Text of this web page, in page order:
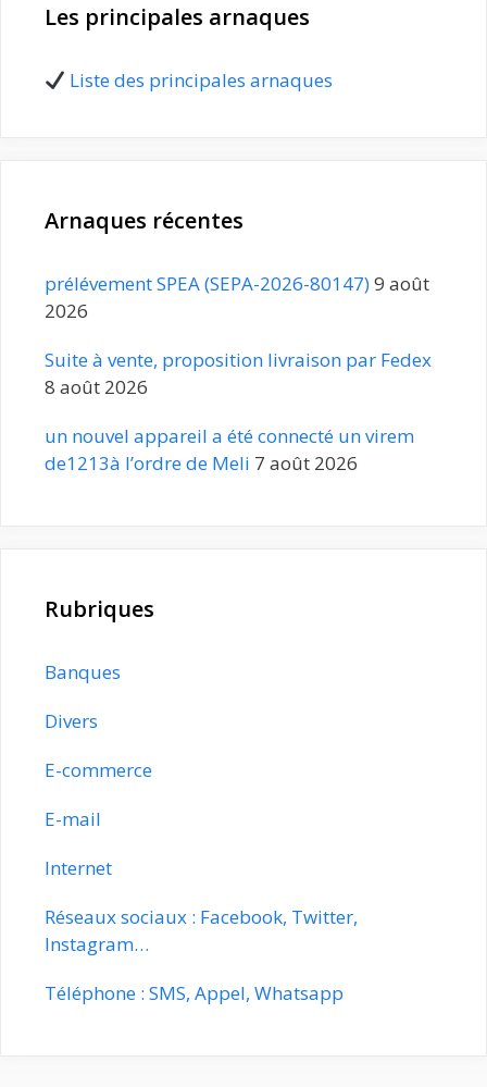
Les principales arnaques
Liste des principales arnaques
Arnaques récentes
prélévement SPEA (SEPA-2026-80147)9 août
2026
Suite à vente, proposition livraison par Fedex
8 août 2026
un nouvel appareil a été connecté un virem
de1213à l’ordre de Meli 7 août 2026
Rubriques
Banques
Divers
E-commerce
E-mail
Internet
Réseaux sociaux : Facebook, Twitter,
Instagram…
Téléphone : SMS, Appel, Whatsapp